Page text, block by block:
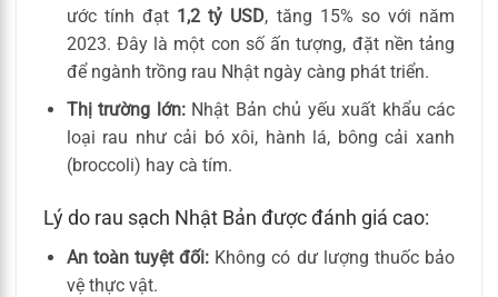
ước tính đạt 1,2 tỷ USD, tăng 15% so với năm
2023. Đây là một con số ấn tượng, đặt nền tảng
để ngành trồng rau Nhật ngày càng phát triển.
Thị trường lớn:Nhật Bản chủ yếu xuất khẩu các
loại rau như cải bó xôi, hành lá, bông cải xanh
(broccoli) hay cà tím.
Lý do rau sạch Nhật Bản được đánh giá cao:
An toàn tuyệt đối: Không có dư lượng thuốc bảo
vệ thực vật.